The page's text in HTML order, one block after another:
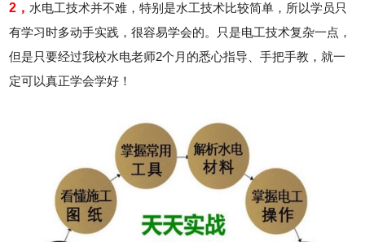
2， 水电工技术并不难，特别是水工技术比较简单，所以学员只
有学习时多动手实践，很容易学会的。只是电工技术复杂一点，
但是只要经过我校水电老师2个月的悉心指导、手把手教，就一
定可以真正学会学好！